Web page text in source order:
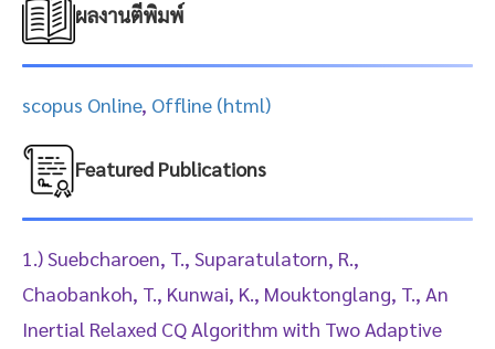
ผลงานตีพิมพ์
scopus Online, Offline (html)
Featured Publications
1.) Suebcharoen, T., Suparatulatorn, R.,
Chaobankoh, T., Kunwai, K., Mouktonglang, T., An
Inertial Relaxed CQ Algorithm with Two Adaptive